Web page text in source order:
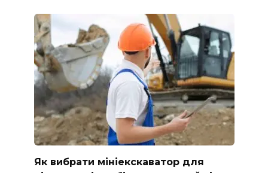
Як вибрати мініекскаватор для